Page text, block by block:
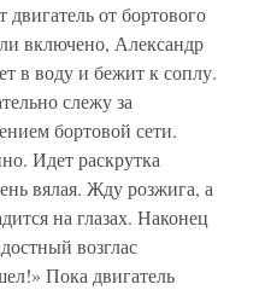
от бортового
включено, Александр
в воду и бежит к соплу.
слежу за
бортовой сети.
Идет раскрутка
вялая. Жду розжига, а
на глазах. Наконец
возглас
Пока двигатель